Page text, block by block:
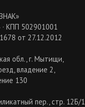
КПП 502901001
от 27.12.2012
обл., г. Мытищи,
владение 2,
130
пер., стр. 12Б/1